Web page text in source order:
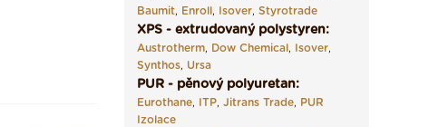
Baumit, Enroll, Isover, Styrotrade
XPS - extrudovaný polystyren:
Austrotherm, Dow Chemical, Isover,
Synthos, Ursa
PUR - pěnový polyuretan:
Eurothane, ITP, Jitrans Trade, PUR
Izolace